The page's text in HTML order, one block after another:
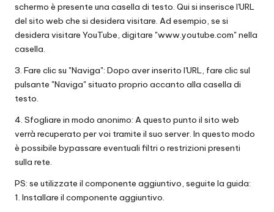
schermo è presente una casella di testo. Qui si inserisce l'URL
del sito web che si desidera visitare. Ad esempio, se si
desidera visitare YouTube, digitare "www.youtube.com" nella
casella.
3. Fare clic su "Naviga": Dopo aver inserito l'URL, fare clic sul
pulsante "Naviga" situato proprio accanto alla casella di
testo.
4. Sfogliare in modo anonimo: A questo punto il sito web
verrà recuperato per voi tramite il suo server. In questo modo
è possibile bypassare eventuali filtri o restrizioni presenti
sulla rete.
PS: se utilizzate il componente aggiuntivo, seguite la guida:
1. Installare il componente aggiuntivo.